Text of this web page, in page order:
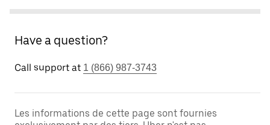
Have a question?
Call support at 1 (866) 987-3743
Les informations de cette page sont fournies